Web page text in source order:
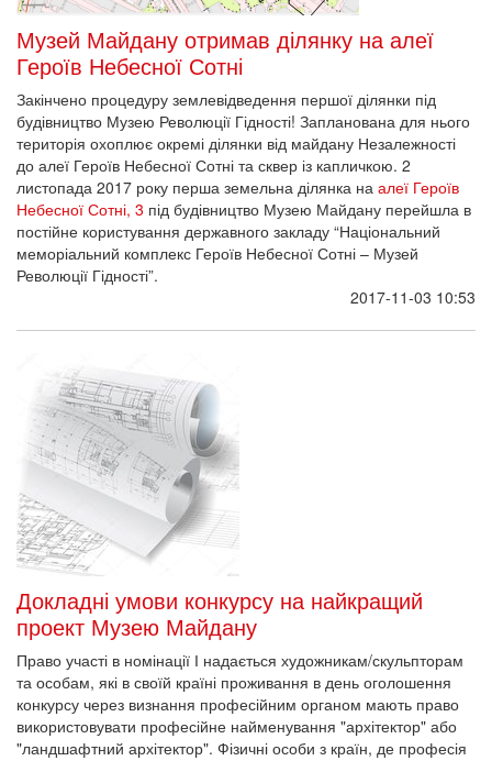
Музей Майдану отримав ділянку на алеї
Героїв Небесної Сотні
Закінчено процедуру землевідведення першої ділянки під
будівництво Музею Революції Гідності! Запланована для нього
територія охоплює окремі ділянки від майдану Незалежності
до алеї Героїв Небесної Сотні та сквер із капличкою. 2
листопада 2017 року перша земельна ділянка на алеї Героїв
Небесної Сотні, 3 під будівництво Музею Майдану перейшла в
постійне користування державного закладу “Національний
меморіальний комплекс Героїв Небесної Сотні – Музей
Революції Гідності”.
2017-11-03 10:53
Докладні умови конкурсу на найкращий
проект Музею Майдану
Право участі в номінації І надається художникам/скульпторам
та особам, які в своїй країні проживання в день оголошення
конкурсу через визнання професійним органом мають право
використовувати професійне найменування "архітектор" або
"ландшафтний архітектор". Фізичні особи з країн, де професія